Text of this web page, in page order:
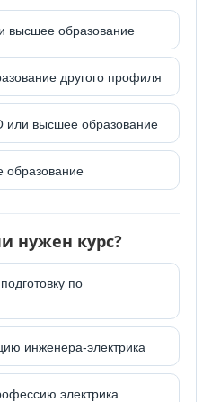
высшее образование
другого профиля
высшее образование
образование
нужен курс?
по
инженера-электрика
электрика